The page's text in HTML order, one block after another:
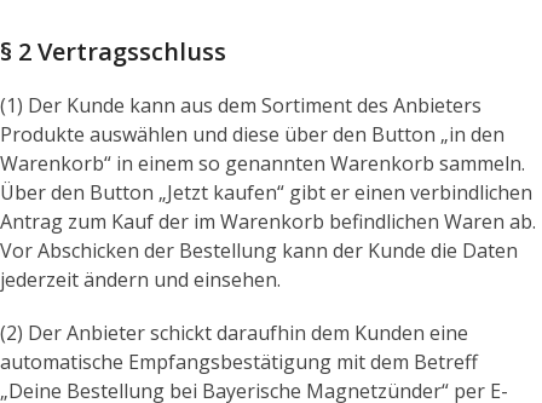
§ 2 Vertragsschluss
(1) Der Kunde kann aus dem Sortiment des Anbieters
Produkte auswählen und diese über den Button „in den
Warenkorb“ in einem so genannten Warenkorb sammeln.
Über den Button „Jetzt kaufen“ gibt er einen verbindlichen
Antrag zum Kauf der im Warenkorb befindlichen Waren ab.
Vor Abschicken der Bestellung kann der Kunde die Daten
jederzeit ändern und einsehen.
(2) Der Anbieter schickt daraufhin dem Kunden eine
automatische Empfangsbestätigung mit dem Betreff
„Deine Bestellung bei Bayerische Magnetzünder“ per E-